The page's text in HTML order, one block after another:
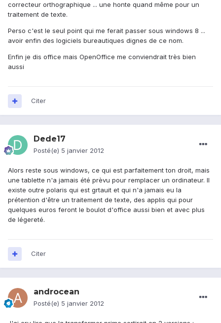
correcteur orthographique ... une honte quand même pour un
traitement de texte.
Perso c'est le seul point qui me ferait passer sous windows 8 ...
avoir enfin des logiciels bureautiques dignes de ce nom.
Enfin je dis office mais OpenOffice me conviendrait très bien
aussi
Citer
Dede17
Posté(e) 5 janvier 2012
Alors reste sous windows, ce qui est parfaitement ton droit, mais
une tablette n'a jamais été prèvu pour remplacer un ordinateur. Il
existe outre polaris qui est grtauit et qui n'a jamais eu la
prétention d'être un traitement de texte, des applis qui pour
quelques euros feront le boulot d'office aussi bien et avec plus
de légereté.
Citer
androcean
Posté(e) 5 janvier 2012